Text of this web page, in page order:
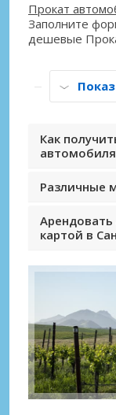
Прокат
Заполните
дешевые
Как
Различные
картой в